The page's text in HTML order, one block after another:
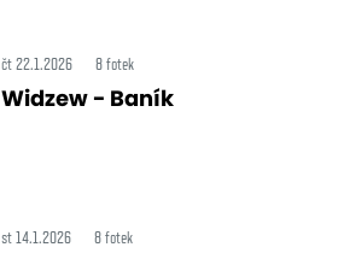
čt 22.1.2026 8 fotek
Widzew - Baník
st 14.1.2026 8 fotek